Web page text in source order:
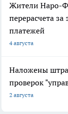
Жители Наро-
перерасчета
платежей
4 августа
Наложены
проверок
2 августа